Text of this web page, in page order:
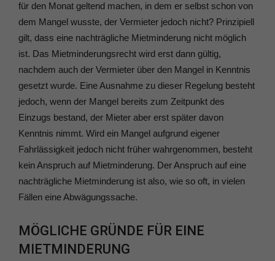
für den Monat geltend machen, in dem er selbst schon von
dem Mangel wusste, der Vermieter jedoch nicht? Prinzipiell
gilt, dass eine nachträgliche Mietminderung nicht möglich
ist. Das Mietminderungsrecht wird erst dann gültig,
nachdem auch der Vermieter über den Mangel in Kenntnis
gesetzt wurde. Eine Ausnahme zu dieser Regelung besteht
jedoch, wenn der Mangel bereits zum Zeitpunkt des
Einzugs bestand, der Mieter aber erst später davon
Kenntnis nimmt. Wird ein Mangel aufgrund eigener
Fahrlässigkeit jedoch nicht früher wahrgenommen, besteht
kein Anspruch auf Mietminderung. Der Anspruch auf eine
nachträgliche Mietminderung ist also, wie so oft, in vielen
Fällen eine Abwägungssache.
MÖGLICHE GRÜNDE FÜR EINE
MIETMINDERUNG